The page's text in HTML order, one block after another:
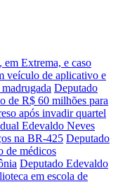
Extrema, e caso
veículo de aplicativo e
Deputado
de R$ 60 milhões para
após invadir quartel
Edevaldo Neves
na BR-425 Deputado
de médicos
Deputado Edevaldo
em escola de